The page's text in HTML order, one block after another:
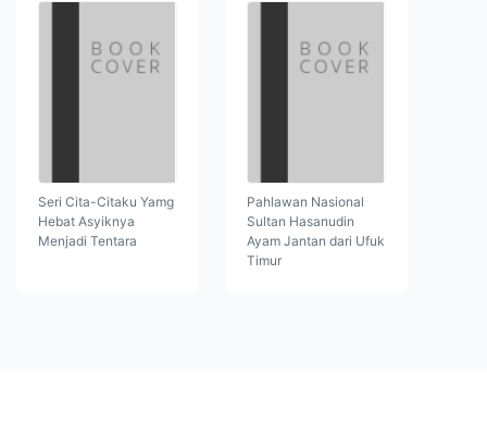
Seri Cita-Citaku Yamg
Hebat Asyiknya
Menjadi Tentara
Pahlawan Nasional
Sultan Hasanudin
Ayam Jantan dari Ufuk
Timur